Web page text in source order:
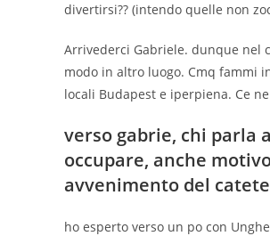
divertirsi?? (intendo quelle non
Arrivederci Gabriele. dunque nel
modo in altro luogo. Cmq fammi
locali Budapest e iperpiena. Ce
verso gabrie, chi parla
occupare, anche
avvenimento del
ho esperto verso un po con